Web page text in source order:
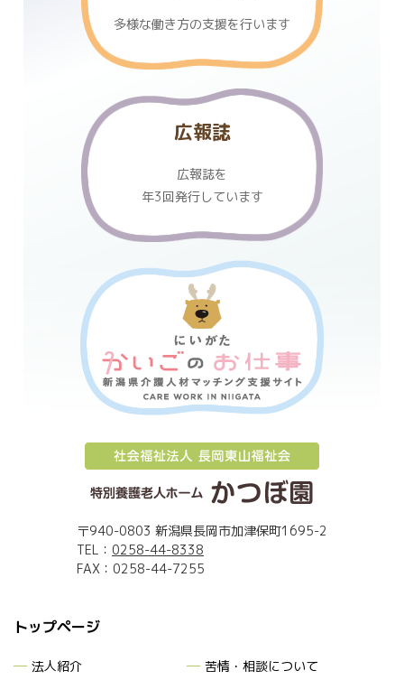
多様な働き方の支援を行います
広報誌
広報誌を
年3回発行しています
〒940-0803 新潟県長岡市加津保町1695-2
TEL： 0258-44-8338
FAX：0258-44-7255
トップページ
法人紹介 苦情・相談について